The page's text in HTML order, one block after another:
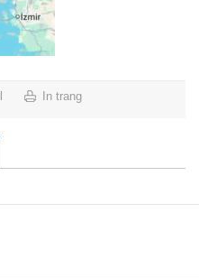
In trang